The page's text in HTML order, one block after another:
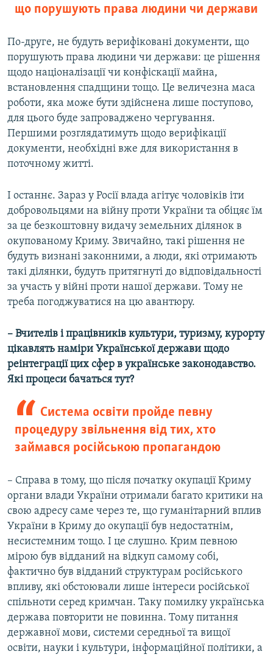
що порушують права людини чи держави
По-друге, не будуть верифіковані документи, що
порушують права людини чи держави: це рішення
щодо націоналізації чи конфіскації майна,
встановлення спадщини тощо. Це величезна маса
роботи, яка може бути здійснена лише поступово,
для цього буде запроваджено чергування.
Першими розглядатимуть щодо верифікації
документи, необхідні вже для використання в
поточному житті.
І останнє. Зараз у Росії влада агітує чоловіків іти
добровольцями на війну проти України та обіцяє їм
за це безкоштовну видачу земельних ділянок в
окупованому Криму. Звичайно, такі рішення не
будуть визнані законними, а люди, які отримають
такі ділянки, будуть притягнуті до відповідальності
за участь у війні проти нашої держави. Тому не
треба погоджуватися на цю авантюру.
– Вчителів і працівників культури, туризму, курорту
цікавлять наміри Української держави щодо
реінтеграції цих сфер в українське законодавство.
Які процеси бачаться тут?
Система освіти пройде певну
процедуру звільнення від тих, хто
займався російською пропагандою
– Справа в тому, що після початку окупації Криму
органи влади України отримали багато критики на
свою адресу саме через те, що гуманітарний вплив
України в Криму до окупації був недостатнім,
несистемним тощо. І це слушно. Крим певною
мірою був відданий на відкуп самому собі,
фактично був відданий структурам російського
впливу, які обстоювали лише інтереси російської
спільноти серед кримчан. Таку помилку українська
держава повторити не повинна. Тому питання
державної мови, системи середньої та вищої
освіти, науки і культури, інформаційної політики, а